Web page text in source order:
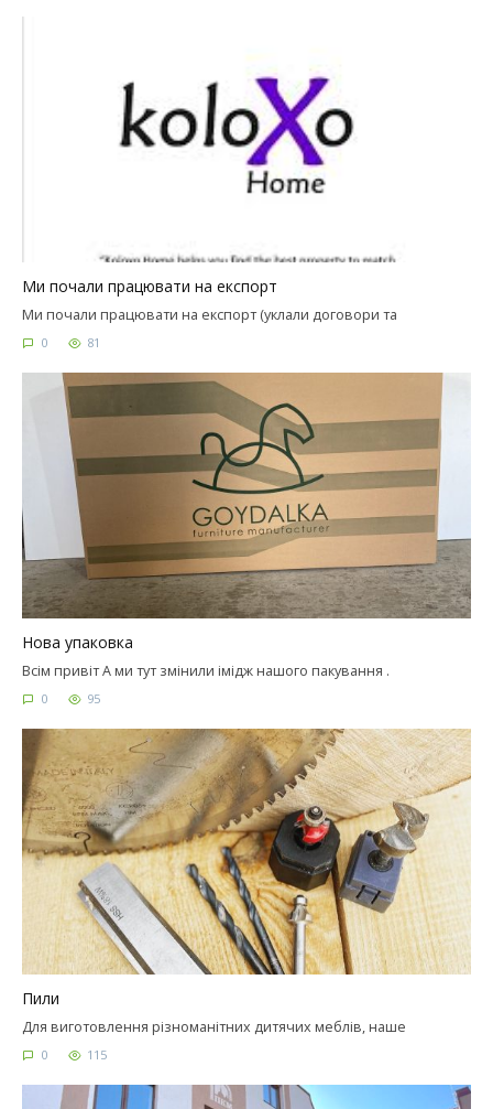
Ми почали працювати на експорт
Ми почали працювати на експорт (уклали договори та
0 81
Нова упаковка
Всім привіт А ми тут змінили імідж нашого пакування .
0 95
Пили
Для виготовлення різноманітних дитячих меблів, наше
0 115